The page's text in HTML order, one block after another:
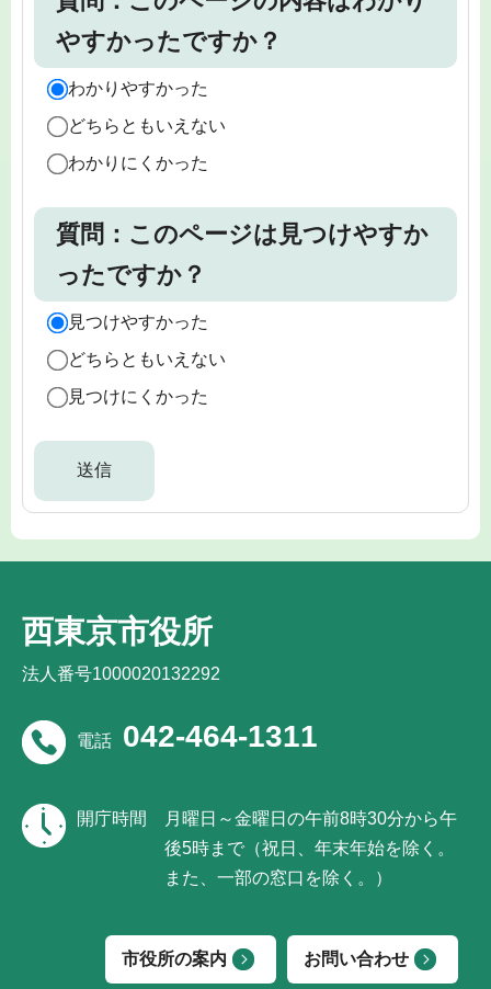
やすかったですか？
わかりやすかった
どちらともいえない
わかりにくかった
質問：このページは見つけやすか
ったですか？
見つけやすかった
どちらともいえない
見つけにくかった
西東京市役所
法人番号1000020132292
電話 042-464-1311
開庁時間
月曜日～金曜日の午前8時30分から午
後5時まで（祝日、年末年始を除く。
また、一部の窓口を除く。）
市役所の案内 お問い合わせ